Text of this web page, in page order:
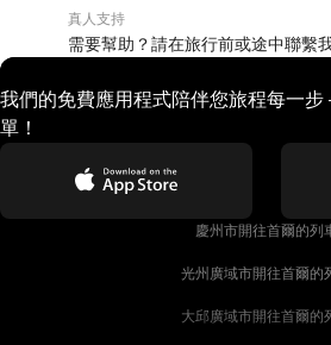
真人支持
需要幫助？請在旅行前或途中聯繫
我們的免費應用程式陪伴您旅程每一
單！
慶州市開往首爾的列
光州廣域市開往首爾的
大邱廣域市開往首爾的